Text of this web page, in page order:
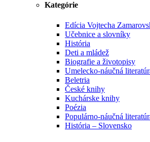
Kategórie
Edícia Vojtecha
Učebnice a slovníky
História
Deti a mládež
Biografie a životopisy
Umelecko-náučná
Beletria
České knihy
Kuchárske knihy
Poézia
Populárno-náučná
História – Slovensko